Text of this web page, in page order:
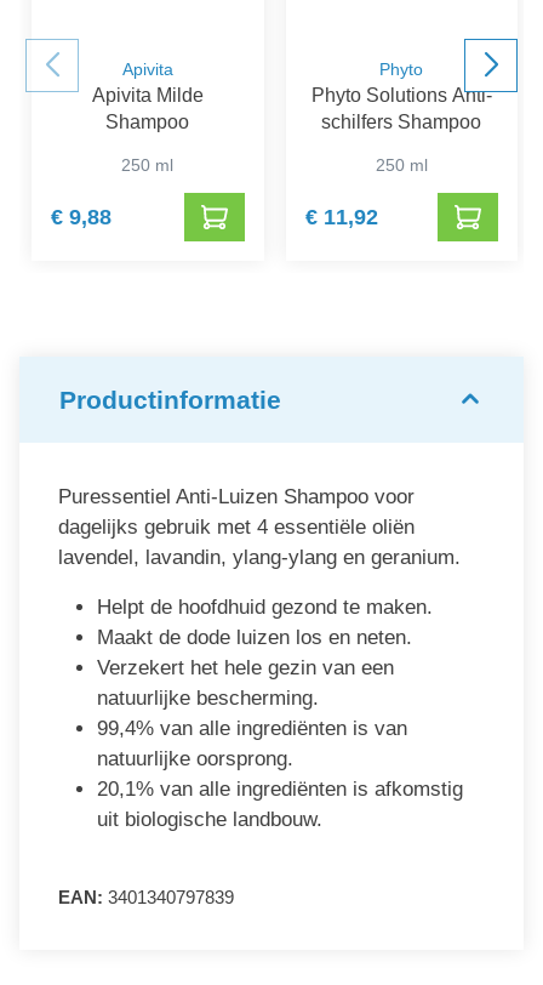
Apivita
Apivita Milde
Shampoo
250 ml
€ 9,88
Phyto
Phyto Solutions Anti-
schilfers Shampoo
250 ml
€ 11,92
Productinformatie
Puressentiel Anti-Luizen Shampoo voor
dagelijks gebruik met 4 essentiële oliën
lavendel, lavandin, ylang-ylang en geranium.
Helpt de hoofdhuid gezond te maken.
Maakt de dode luizen los en neten.
Verzekert het hele gezin van een
natuurlijke bescherming.
99,4% van alle ingrediënten is van
natuurlijke oorsprong.
20,1% van alle ingrediënten is afkomstig
uit biologische landbouw.
EAN: 3401340797839